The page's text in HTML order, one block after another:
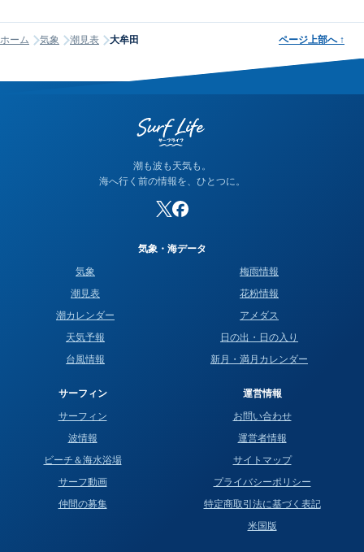
何日まで大潮」という統一された公的な定義はありません。そ
のため、サイトが採用する計算方式によって、境界にあたる日
って見える場合は、そのサイトが別の方式を使っている可能性
ホーム 気象 潮見表 大牟田 ページ上部へ ↑
潮も波も天気も。
海へ行く前の情報を、ひとつに。
気象・海データ
気象
潮見表
潮カレンダー
天気予報
台風情報
梅雨情報
花粉情報
アメダス
日の出・日の入り
新月・満月カレンダー
サーフィン
サーフィン
波情報
ビーチ＆海水浴場
サーフ動画
仲間の募集
運営情報
お問い合わせ
運営者情報
サイトマップ
プライバシーポリシー
特定商取引法に基づく表記
米国版